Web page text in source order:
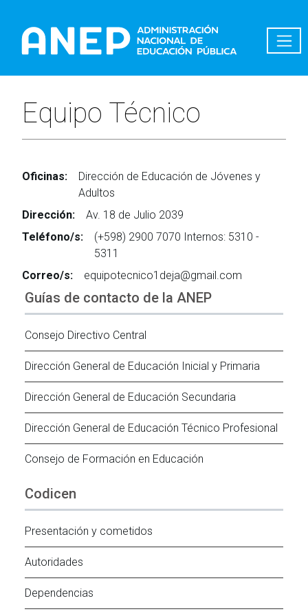
Equipo Técnico
Oficinas:
Dirección de Educación de Jóvenes y
Adultos
Dirección:
Av. 18 de Julio 2039
Teléfono/s:
(+598) 2900 7070 Internos: 5310 -
5311
Correo/s:
equipotecnico1deja@gmail.com
Guías de contacto de la ANEP
Consejo Directivo Central
Dirección General de Educación Inicial y Primaria
Dirección General de Educación Secundaria
Dirección General de Educación Técnico Profesional
Consejo de Formación en Educación
Codicen
Presentación y cometidos
Autoridades
Dependencias